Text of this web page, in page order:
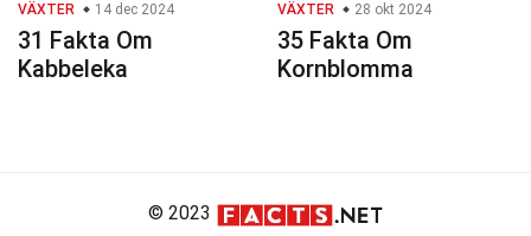
VÄXTER 14 dec 2024
31 Fakta Om
Kabbeleka
VÄXTER 28 okt 2024
35 Fakta Om
Kornblomma
© 2023